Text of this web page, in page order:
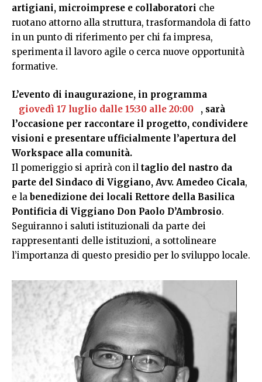
artigiani, microimprese e collaboratori che
ruotano attorno alla struttura, trasformandola di fatto
in un punto di riferimento per chi fa impresa,
sperimenta il lavoro agile o cerca nuove opportunità
formative.
L’evento di inaugurazione, in programma
giovedì 17 luglio dalle 15:30 alle 20:00
, sarà
l’occasione per raccontare il progetto, condividere
visioni e presentare ufficialmente l’apertura del
Workspace alla comunità.
Il pomeriggio si aprirà con il taglio del nastro da
parte del Sindaco di Viggiano, Avv. Amedeo Cicala,
e la benedizione dei locali Rettore della Basilica
Pontificia di Viggiano Don Paolo D’Ambrosio.
Seguiranno i saluti istituzionali da parte dei
rappresentanti delle istituzioni, a sottolineare
l’importanza di questo presidio per lo sviluppo locale.